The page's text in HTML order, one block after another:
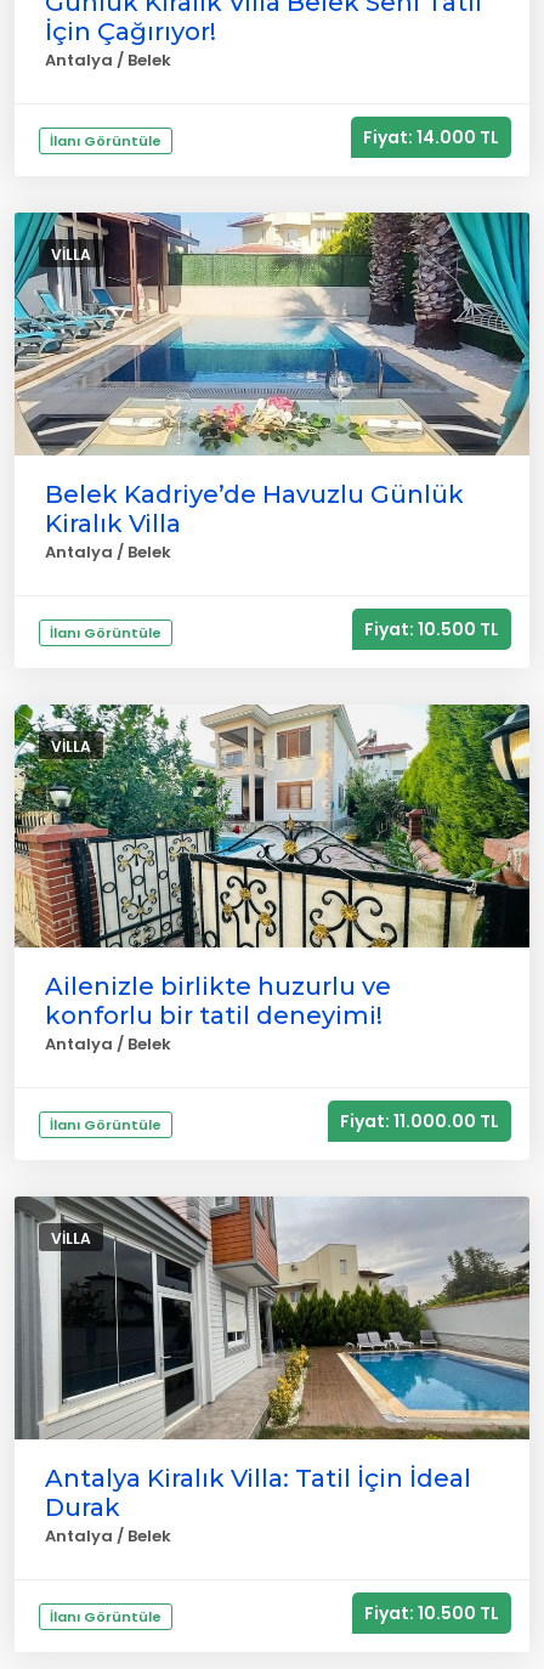
İçin Çağırıyor!
Antalya / Belek
İlanı Görüntüle Fiyat: 14.000 TL
VILLA
Belek Kadriye’de Havuzlu Günlük
Kiralık Villa
Antalya / Belek
İlanı Görüntüle Fiyat: 10.500 TL
VILLA
Ailenizle birlikte huzurlu ve
konforlu bir tatil deneyimi!
Antalya / Belek
İlanı Görüntüle Fiyat: 11.000.00 TL
VILLA
Antalya Kiralık Villa: Tatil İçin İdeal
Durak
Antalya / Belek
İlanı Görüntüle Fiyat: 10.500 TL